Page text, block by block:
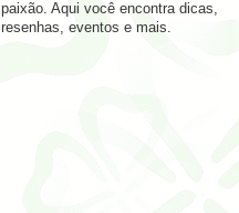
paixão. Aqui você encontra dicas,
resenhas, eventos e mais.